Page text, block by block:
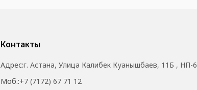
Контакты
Адрес:г. Астана, Улица Калибек Куанышбаев, 11Б , НП-6
Моб.:+7 (7172) 67 71 12